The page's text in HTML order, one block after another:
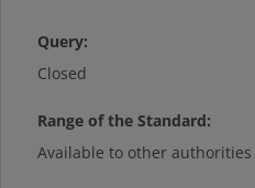
Query:
Closed
Range of the Standard:
Available to other authorities